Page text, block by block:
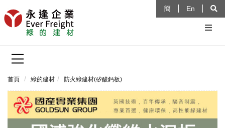
簡 En
首頁 綠的建材 防火綠建材(矽酸鈣板)